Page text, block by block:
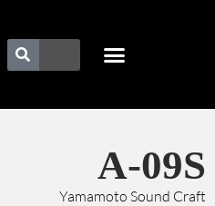
A-09S
Yamamoto Sound Craft